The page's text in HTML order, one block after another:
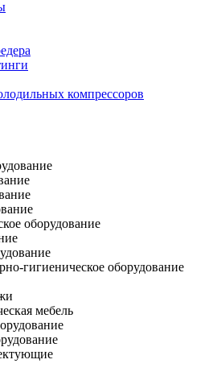
компрессоров
оборудование
гигиеническое оборудование
мебель